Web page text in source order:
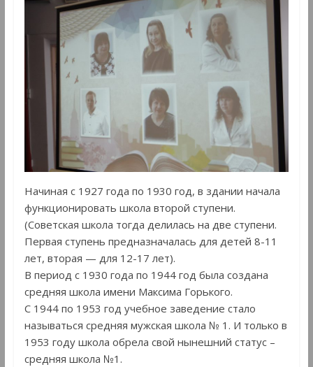
Начиная с 1927 года по 1930 год, в здании начала
функционировать школа второй ступени.
(Советская школа тогда делилась на две ступени.
Первая ступень предназначалась для детей 8-11
лет, вторая — для 12-17 лет).
В период с 1930 года по 1944 год была создана
средняя школа имени Максима Горького.
С 1944 по 1953 год учебное заведение стало
называться средняя мужская школа № 1. И только в
1953 году школа обрела свой нынешний статус –
средняя школа №1.